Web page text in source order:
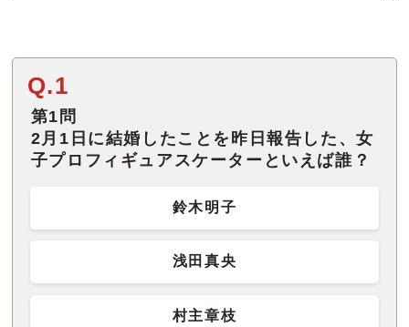
Q.1
第1問
2月1日に結婚したことを昨日報告した、女
子プロフィギュアスケーターといえば誰？
鈴木明子
浅田真央
村主章枝